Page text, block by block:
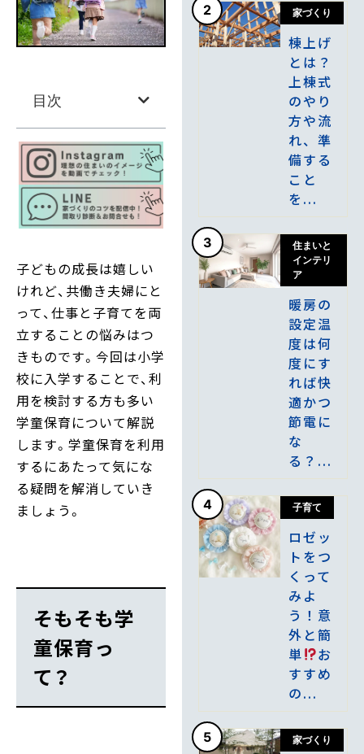
目次
子どもの成長は嬉しい
けれど、共働き夫婦にと
って、仕事と子育てを両
立することの悩みはつ
きものです。今回は小学
校に入学することで、利
用を検討する方も多い
学童保育について解説
します。学童保育を利用
するにあたって気にな
る疑問を解消していき
ましょう。
そもそも学
童保育っ
て？
2 家づくり
棟上げ
とは？
上棟式
のやり
方や流
れ、準
備する
こと
を...
3
住まいと
インテリ
ア
暖房の
設定温
度は何
度にす
れば快
適かつ
節電に
な
る？...
4 子育て
ロゼッ
トをつ
くって
みよ
う！意
外と簡
単
お
すすめ
の...
5 家づくり